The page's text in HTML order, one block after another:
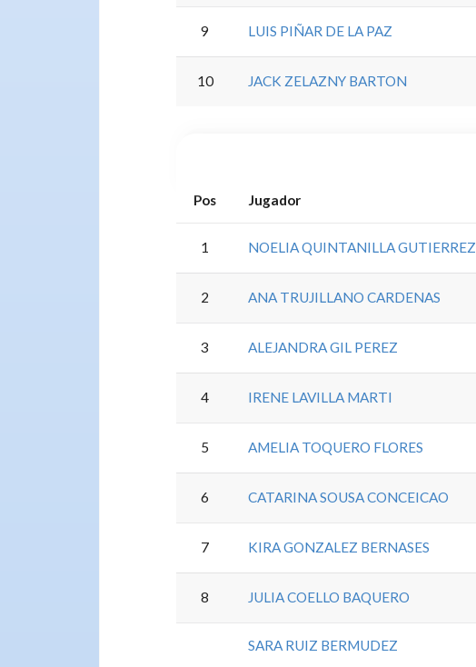
9 LUIS PIÑAR DE LA PAZ
10 JACK ZELAZNY BARTON
Pos Jugador
1 NOELIA QUINTANILLA GUTIERREZ
2 ANA TRUJILLANO CARDENAS
3 ALEJANDRA GIL PEREZ
4 IRENE LAVILLA MARTI
5 AMELIA TOQUERO FLORES
6 CATARINA SOUSA CONCEICAO
7 KIRA GONZALEZ BERNASES
8 JULIA COELLO BAQUERO
SARA RUIZ BERMUDEZ